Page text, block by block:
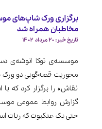
برگزاری ورک شاپ‌های
مخاطبان همراه شد
تاریخ خبر: 20 مرداد 1402
محوریت قصه‌گویی دو
نقاش» را برگزار کرد که
گزارش روابط عمومی
حتی یک عنکبوت که ربات